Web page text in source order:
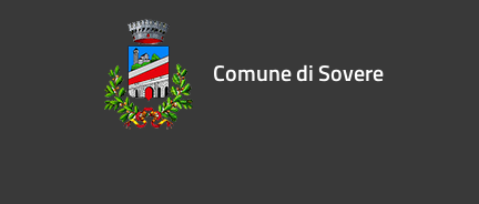
Comune di Sovere